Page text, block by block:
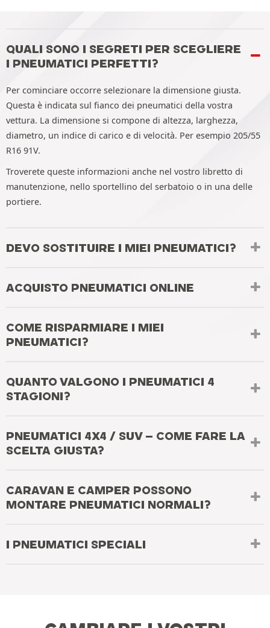
QUALI SONO I SEGRETI PER SCEGLIERE
I PNEUMATICI PERFETTI?
Per cominciare occorre selezionare la dimensione giusta.
Questa è indicata sul fianco dei pneumatici della vostra
vettura. La dimensione si compone di altezza, larghezza,
diametro, un indice di carico e di velocità. Per esempio 205/55
R16 91V.
Troverete queste informazioni anche nel vostro libretto di
manutenzione, nello sportellino del serbatoio o in una delle
portiere.
DEVO SOSTITUIRE I MIEI PNEUMATICI?
ACQUISTO PNEUMATICI ONLINE
COME RISPARMIARE I MIEI
PNEUMATICI?
QUANTO VALGONO I PNEUMATICI 4
STAGIONI?
PNEUMATICI 4X4 / SUV – COME FARE LA
SCELTA GIUSTA?
CARAVAN E CAMPER POSSONO
MONTARE PNEUMATICI NORMALI?
I PNEUMATICI SPECIALI